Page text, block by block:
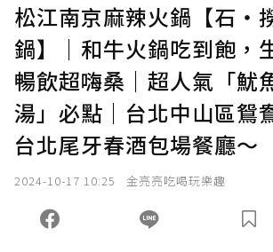
松江南京麻辣火鍋【石‧
鍋】｜和牛火鍋吃到飽，
暢飲超嗨桑｜超人氣「魷
湯」必點｜台北中山區鴛
台北尾牙春酒包場餐廳～
2024-10-17 10:25 金亮亮吃喝玩樂趣